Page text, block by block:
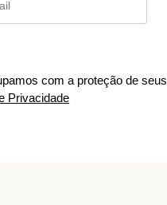
com a proteção de
Privacidade